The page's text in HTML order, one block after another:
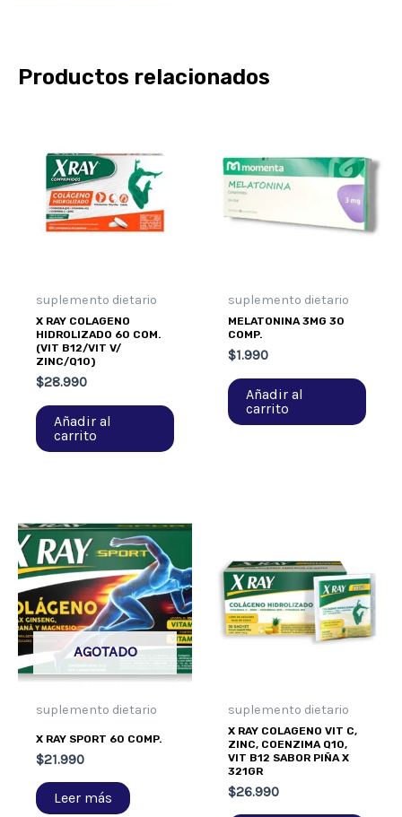
Productos relacionados
suplemento dietario
X RAY COLAGENO
HIDROLIZADO 60 COM.
(VIT B12/VIT V/
ZINC/Q10)
$28.990
Añadir al
carrito
suplemento dietario
MELATONINA 3MG 30
COMP.
$1.990
Añadir al
carrito
AGOTADO
suplemento dietario
X RAY SPORT 60 COMP.
$21.990
Leer más
suplemento dietario
X RAY COLAGENO VIT C,
ZINC, COENZIMA Q10,
VIT B12 SABOR PIÑA X
321GR
$26.990